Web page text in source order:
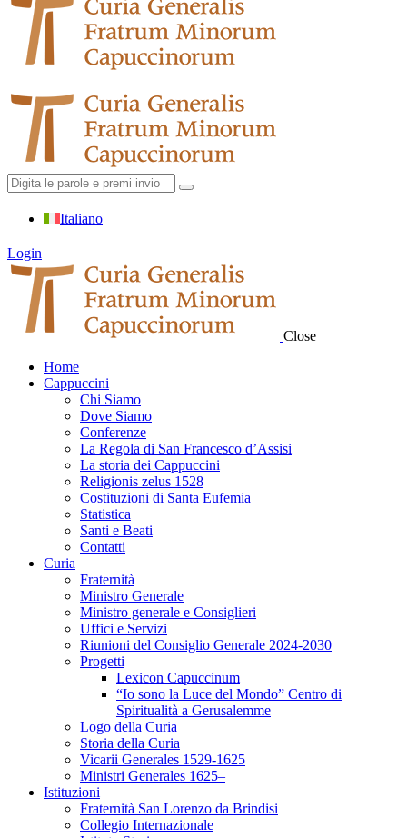
Italiano
Login
Close
Home
Cappuccini
Chi Siamo
Dove Siamo
Conferenze
La Regola di San Francesco d’Assisi
La storia dei Cappuccini
Religionis zelus 1528
Costituzioni di Santa Eufemia
Statistica
Santi e Beati
Contatti
Curia
Fraternità
Ministro Generale
Ministro generale e Consiglieri
Uffici e Servizi
Riunioni del Consiglio Generale 2024-2030
Progetti
Lexicon Capuccinum
“Io sono la Luce del Mondo” Centro di
Spiritualità a Gerusalemme
Logo della Curia
Storia della Curia
Vicarii Generales 1529-1625
Ministri Generales 1625–
Istituzioni
Fraternità San Lorenzo da Brindisi
Collegio Internazionale